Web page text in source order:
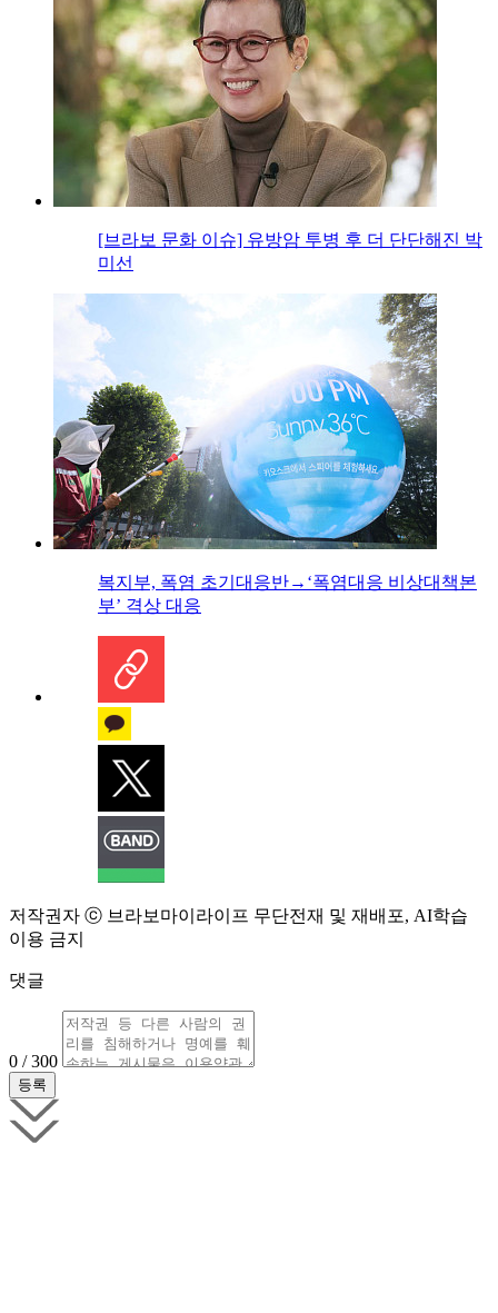
[브라보 문화 이슈] 유방암 투병 후 더 단단해진 박
미선
복지부, 폭염 초기대응반→‘폭염대응 비상대책본
부’ 격상 대응
저작권자 ⓒ 브라보마이라이프 무단전재 및 재배포, AI학습
이용 금지
댓글
0 / 300